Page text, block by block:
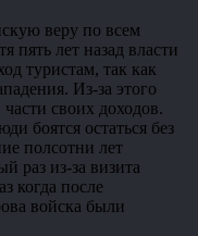
веру по всем
пять лет назад власти
туристам, так как
Из-за этого
своих доходов.
боятся остаться без
полсотни лет
раз из-за визита
когда после
войска были